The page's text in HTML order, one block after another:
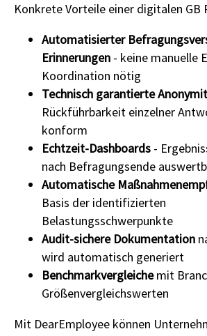
Konkrete Vorteile einer digitalen GB
Automatisierter
Erinnerungen - keine manuelle
Koordination nötig
Technisch garantierte
Rückführbarkeit einzelner
konform
Echtzeit-Dashboards -
nach Befragungsende
Automatische
Basis der identifizierten
Belastungsschwerpunkte
Audit-sichere Dokumentation
wird automatisch generiert
Benchmarkvergleichemit
Größenvergleichswerten
Mit DearEmployee können